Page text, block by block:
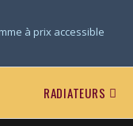
RADIATEURS